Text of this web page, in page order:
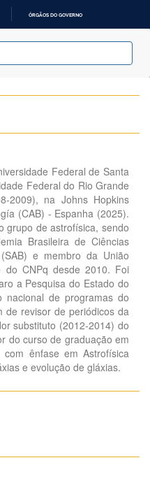
ÓRGÃOS DO GOVERNO
Federal de Santa
Federal do Rio Grande
2009), na Johns Hopkins
(CAB) - Espanha (2025).
grupo de astrofísica, sendo
Brasileira de Ciências
e membro da União
do CNPq desde 2010. Foi
a Pesquisa do Estado do
nacional de programas do
de revisor de periódicos da
substituto (2012-2014) do
do curso de graduação em
ênfase em Astrofísica
e evolução de gláxias.